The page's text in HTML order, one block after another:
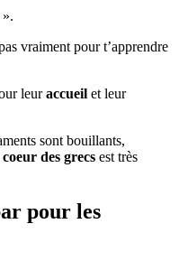
vraiment pour t’apprendre
leuraccueil et leur
sont bouillants,
coeur des grecs est très
pour les